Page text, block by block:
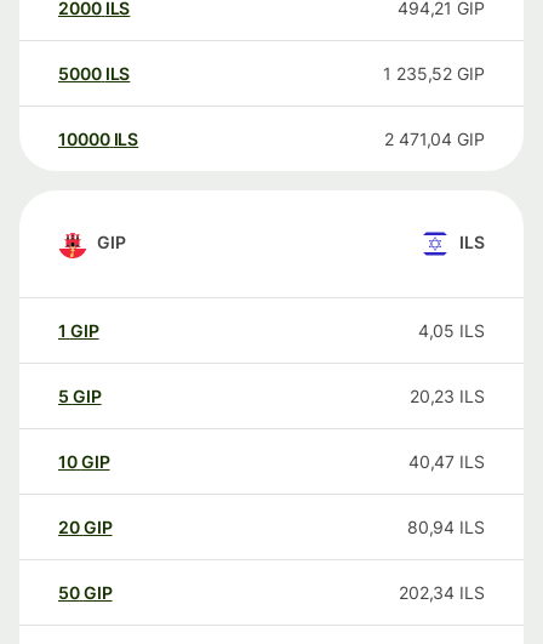
2000 ILS 494,21 GIP
5000 ILS 1 235,52 GIP
10000 ILS 2 471,04 GIP
GIP ILS
1 GIP 4,05 ILS
5 GIP 20,23 ILS
10GIP 40,47 ILS
20GIP 80,94 ILS
50GIP 202,34 ILS